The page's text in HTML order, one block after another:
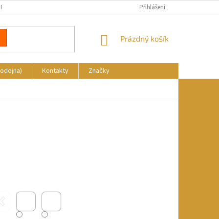
REKLAMACE KDE NÁS NAJDETE
Přihlášení
NÁKUPNÍ
Prázdný košík
Kontakty
Značky